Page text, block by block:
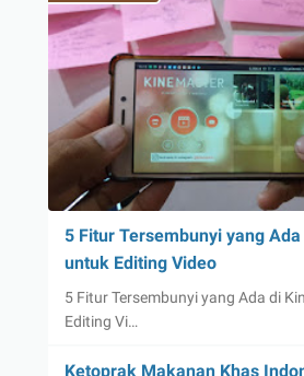
5 Fitur Tersembunyi yang
untuk Editing Video
5 Fitur Tersembunyi yang Ada di
Editing Vi…
Ketoprak Makanan Khas